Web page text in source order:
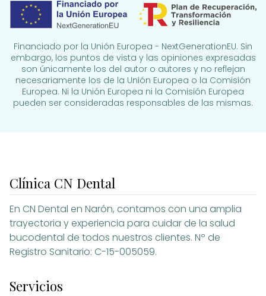
Financiado por la Unión Europea - NextGenerationEU. Sin
embargo, los puntos de vista y las opiniones expresadas
son únicamente los del autor o autores y no reflejan
necesariamente los de la Unión Europea o la Comisión
Europea. Ni la Unión Europea ni la Comisión Europea
pueden ser consideradas responsables de las mismas.
Clínica CN Dental
En CN Dental en Narón, contamos con una amplia
trayectoria y experiencia para cuidar de la salud
bucodental de todos nuestros clientes. Nº de
Registro Sanitario: C-15-005059.
Servicios